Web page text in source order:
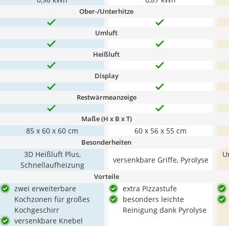
Ober-/Unterhitze
Umluft
Heißluft
Display
Restwärmeanzeige
Maße (H x B x T)
85 x 60 x 60 cm 60 x 56 x 55 cm
Besonderheiten
3D Heißluft Plus,
Schnellaufheizung
versenkbare Griffe, Pyrolyse
Vorteile
zwei erweiterbare
Kochzonen für großes
Kochgeschirr
versenkbare Knebel
extra Pizzastufe
besonders leichte
Reinigung dank Pyrolyse